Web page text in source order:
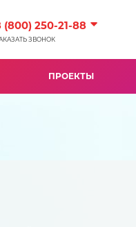
(800) 250-21-88
ЗВОНОК
ПРОЕКТЫ